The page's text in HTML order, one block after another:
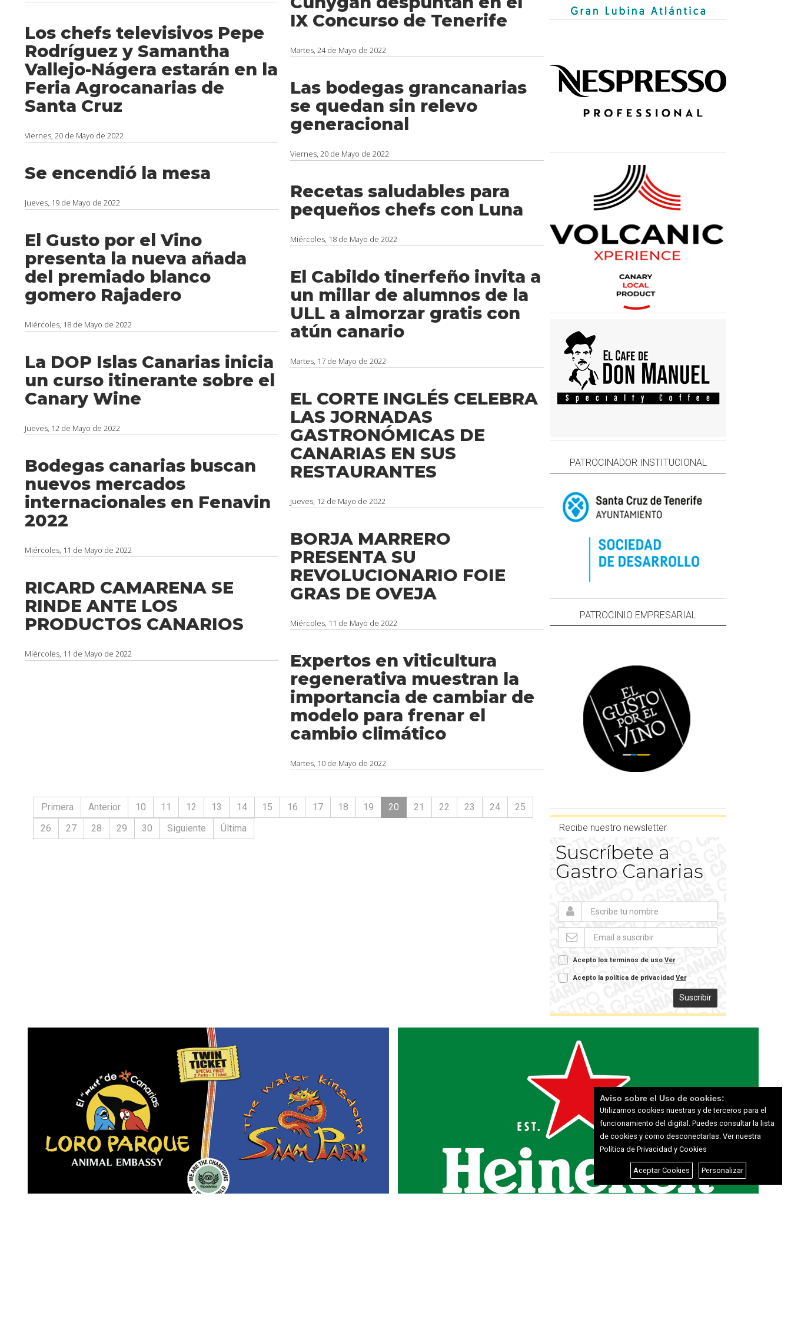
Los chefs televisivos Pepe
Rodríguez y Samantha
Vallejo-Nágera estarán en la
Feria Agrocanarias de
Santa Cruz
Viernes, 20 de Mayo de 2022
Se encendió la mesa
Jueves, 19 de Mayo de 2022
El Gusto por el Vino
presenta la nueva añada
del premiado blanco
gomero Rajadero
Miércoles, 18 de Mayo de 2022
La DOP Islas Canarias inicia
un curso itinerante sobre el
Canary Wine
Jueves, 12 de Mayo de 2022
Bodegas canarias buscan
nuevos mercados
internacionales en Fenavin
2022
Miércoles, 11 de Mayo de 2022
RICARD CAMARENA SE
RINDE ANTE LOS
PRODUCTOS CANARIOS
Miércoles, 11 de Mayo de 2022
IX Concurso de Tenerife
Martes, 24 de Mayo de 2022
Las bodegas grancanarias
se quedan sin relevo
generacional
Viernes, 20 de Mayo de 2022
Recetas saludables para
pequeños chefs con Luna
Miércoles, 18 de Mayo de 2022
El Cabildo tinerfeño invita a
un millar de alumnos de la
ULL a almorzar gratis con
atún canario
Martes, 17 de Mayo de 2022
EL CORTE INGLÉS CELEBRA
LAS JORNADAS
GASTRONÓMICAS DE
CANARIAS EN SUS
RESTAURANTES
Jueves, 12 de Mayo de 2022
BORJA MARRERO
PRESENTA SU
REVOLUCIONARIO FOIE
GRAS DE OVEJA
Miércoles, 11 de Mayo de 2022
Expertos en viticultura
regenerativa muestran la
importancia de cambiar de
modelo para frenar el
cambio climático
Martes, 10 de Mayo de 2022
Primera Anterior 10 11 12 13 14 15 16 17 18 19 20 21 22 23 24
25
26
27 28 29 30 Siguiente Última
PATROCINADOR INSTITUCIONAL
PATROCINIO EMPRESARIAL
Recibe nuestro newsletter
Suscríbete a
Gastro Canarias
Acepto los terminos de uso Ver
Acepto la política de privacidad Ver
Suscribir
Aviso sobre el Uso de cookies:
Utilizamos cookies nuestras y de terceros para el
funcionamiento del digital. Puedes consultar la lista
de cookies y como desconectarlas. Ver nuestra
Política de Privacidad y Cookies
Aceptar Cookies Personalizar